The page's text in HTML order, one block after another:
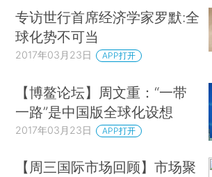
专访世行首席经济学家罗默:全
球化势不可当
2017年03月23日 APP打开
【博鳌论坛】周文重：“一带
一路”是中国版全球化设想
2017年03月23日 APP打开
【周三国际市场回顾】市场聚